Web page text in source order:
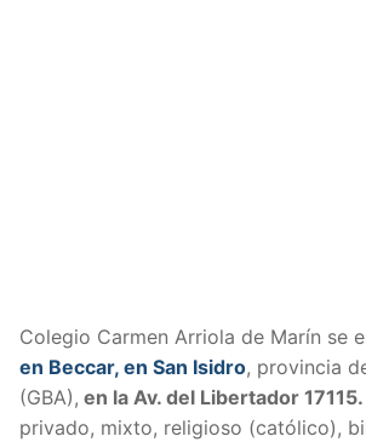
Colegio Carmen Arriola de Marín se
en Beccar, en San Isidro, provincia
(GBA), en la Av. del Libertador 17115.
privado, mixto, religioso (católico),